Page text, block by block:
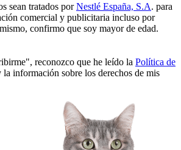
sean tratados porNestlé España, S.A. para
comercial y publicitaria incluso por
confirmo que soy mayor de edad.
reconozco que he leído la Política de
la información sobre los derechos de mis